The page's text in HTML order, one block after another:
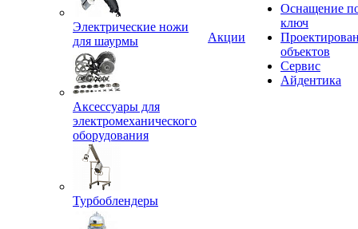
Электрические ножи
для шаурмы
Аксессуары для
электромеханического
оборудования
Турбоблендеры
Акции
Оснащение
ключ
объектов
Сервис
Айдентика